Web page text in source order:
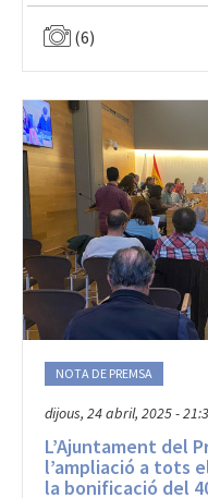
(6)
dijous, 24 abril, 2025 - 21:30
L’Ajuntament del
l’ampliació a tots
la bonificació del
de residus